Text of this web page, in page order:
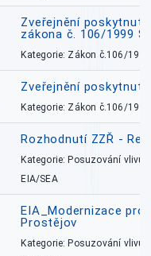
Zveřejnění
zákona č. 106/1999
Kategorie: Zákon č.106/1999
Zveřejnění
Kategorie: Zákon č.106/1999
Rozhodnutí ZZŘ -
Kategorie: Posuzování vlivů
EIA/SEA
EIA_Modernizace
Prostějov
Kategorie: Posuzování vlivů